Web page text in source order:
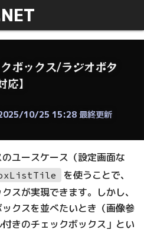
ボックス/ラジオボタ
】
10/25 15:28 最終更新
ユースケース（設定画面な
を使うことで、
スが実現できます。しかし、
クスを並べたいとき（画像参
きのチェックボックス」とい